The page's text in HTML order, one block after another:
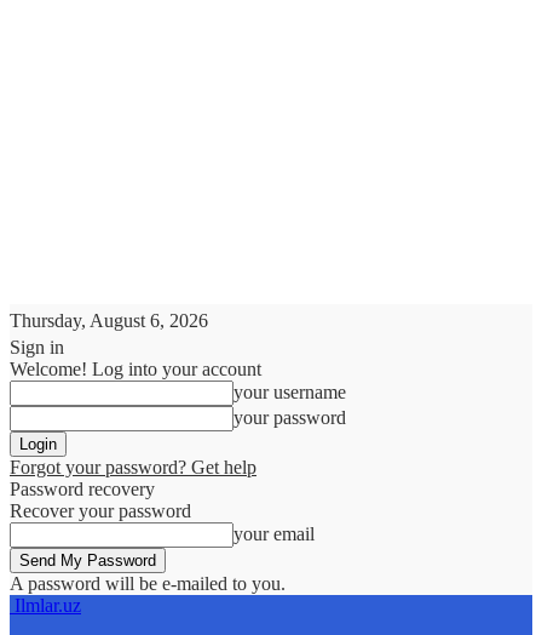
Thursday, August 6, 2026
Sign in
Welcome! Log into your account
your username
your password
Forgot your password? Get help
Password recovery
Recover your password
your email
A password will be e-mailed to you.
Ilmlar.uz